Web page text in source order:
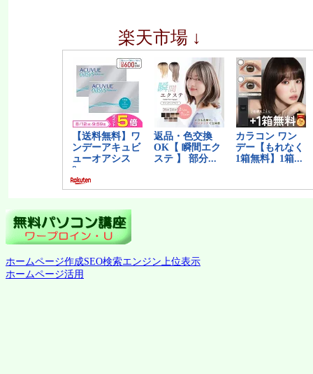
楽天市場 ↓
ホームページ作成SEO検索エンジン上位表示
ホームページ活用